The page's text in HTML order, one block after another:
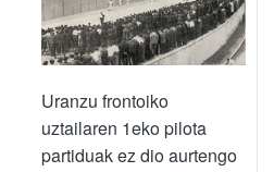
Uranzu frontoiko
uztailaren 1eko pilota
partiduak ez dio aurtengo